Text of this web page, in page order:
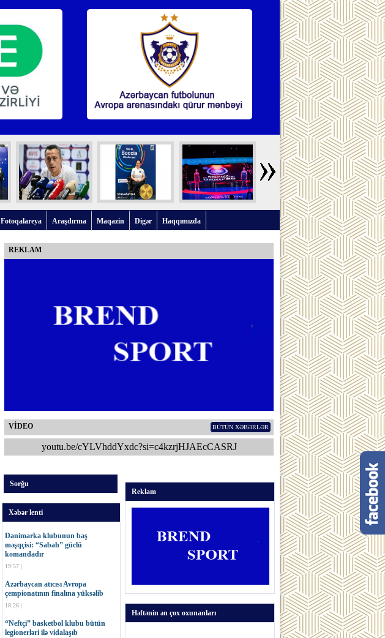
Fotoqalareya Araşdırma Maqazin Digər Haqqımızda
REKLAM
VİDEO BÜTÜN XƏBƏRLƏR
youtu.be/cYLVhddYxdc?si=c4kzrjHJAEcCASRJ
Sorğu
Xəbər lenti
Danimarka klubunun baş
məşqçisi: “Sabah” güclü
komandadır
19:57 |
Azərbaycan atıcısı Avropa
çempionatının finalına yüksəlib
18:26 |
“Neftçi” basketbol klubu bütün
legionerləri ilə vidalaşıb
Reklam
Həftənin ən çox oxunanları